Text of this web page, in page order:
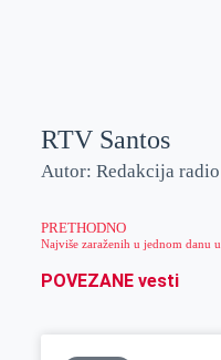
RTV Santos
Autor: Redakcija
PRETHODNO
POVEZANE vesti